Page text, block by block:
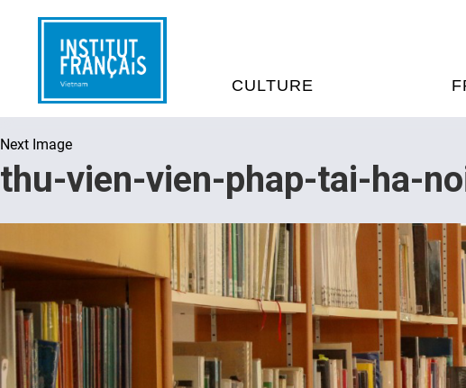
CULTURE
MÉDIATHÈQUES
PROGRAMMATION CINÉMA
LIVRE ET DÉBAT D’IDÉES
RÉSIDENCES D'ARTISTES
Next Image
thu-vien-vien-phap-tai-ha-